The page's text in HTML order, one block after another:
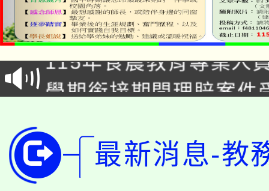
淨零綠生活教案入校路
會
115年食農教育專業人
程
學期銜接期間理賠案件
版
公告本校115學年度第
代理(課)教師甄選結果(
「2026金融保險知識
最新消息-教